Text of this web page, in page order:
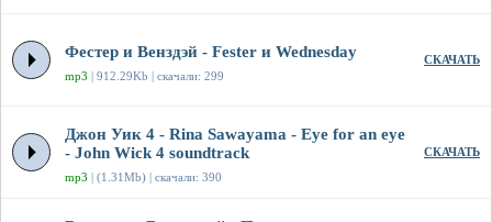
Фестер и Венздэй - Fester и Wednesday
mp3 | 912.29Kb | скачали: 299
СКАЧАТЬ
Джон Уик 4 - Rina Sawayama - Eye for an eye
- John Wick 4 soundtrack
mp3 | (1.31Mb) | скачали: 390
СКАЧАТЬ